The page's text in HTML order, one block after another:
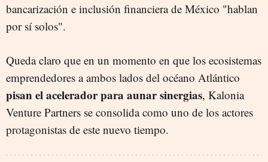
bancarización e inclusión financiera de México "hablan
por sí solos".
Queda claro que en un momento en que los ecosistemas
emprendedores a ambos lados del océano Atlántico
pisan el acelerador para aunar sinergias, Kalonia
Venture Partners se consolida como uno de los actores
protagonistas de este nuevo tiempo.